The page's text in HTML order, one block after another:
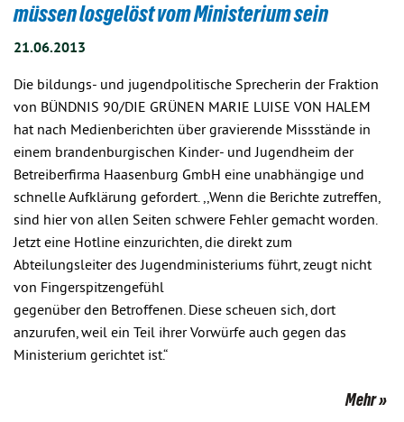
müssen losgelöst vom Ministerium sein
21.06.2013
Die bildungs- und jugendpolitische Sprecherin der Fraktion
von BÜNDNIS 90/DIE GRÜNEN MARIE LUISE VON HALEM
hat nach Medienberichten über gravierende Missstände in
einem brandenburgischen Kinder- und Jugendheim der
Betreiberfirma Haasenburg GmbH eine unabhängige und
schnelle Aufklärung gefordert. ,,Wenn die Berichte zutreffen,
sind hier von allen Seiten schwere Fehler gemacht worden.
Jetzt eine Hotline einzurichten, die direkt zum
Abteilungsleiter des Jugendministeriums führt, zeugt nicht
von Fingerspitzengefühl
gegenüber den Betroffenen. Diese scheuen sich, dort
anzurufen, weil ein Teil ihrer Vorwürfe auch gegen das
Ministerium gerichtet ist.“
Mehr